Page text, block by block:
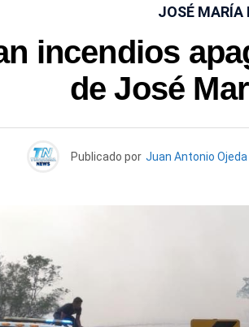
JOSÉ MARÍA
incendios
de José
Publicado por Juan Antonio Ojeda